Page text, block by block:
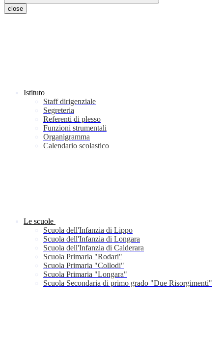
close
Istituto
Staff dirigenziale
Segreteria
Referenti di plesso
Funzioni strumentali
Organigramma
Calendario scolastico
Le scuole
Scuola dell'Infanzia di Lippo
Scuola dell'Infanzia di Longara
Scuola dell'Infanzia di Calderara
Scuola Primaria "Rodari"
Scuola Primaria "Collodi"
Scuola Primaria "Longara"
Scuola Secondaria di primo grado "Due Risorgimenti"